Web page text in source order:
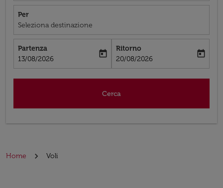
Per
Seleziona destinazione
Partenza
fc-booking-departure-date-aria-label
13/08/2026
today
Ritorno
fc-booking-return-date-aria-label
20/08/2026
today
Cerca
Home Voli